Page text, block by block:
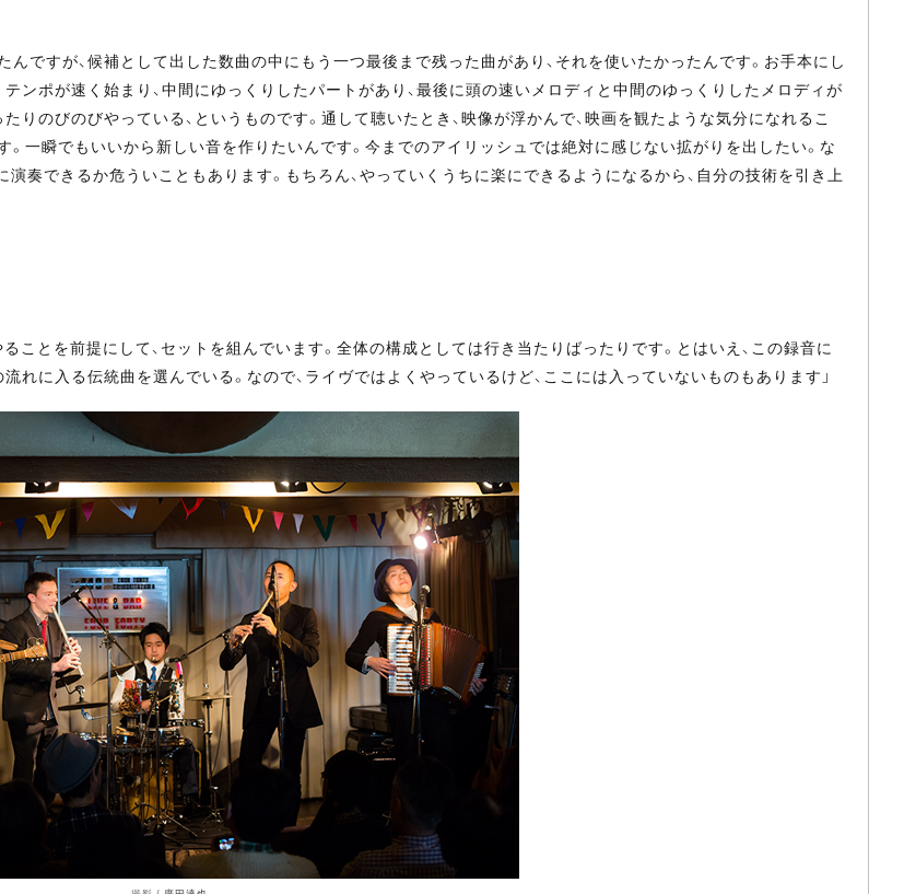
ですが、候補として出した数曲の中にもう一つ最後まで残った曲があり、それを使いたかったんです。お手本にし
ンポが速く始まり、中間にゆっくりしたパートがあり、最後に頭の速いメロディと中間のゆっくりしたメロディが
りのびのびやっている、というものです。通して聴いたとき、映像が浮かんで、映画を観たような気分になれるこ
一瞬でもいいから新しい音を作りたいんです。今までのアイリッシュでは絶対に感じない拡がりを出したい。な
演奏できるか危ういこともあります。もちろん、やっていくうちに楽にできるようになるから、自分の技術を引き上
ことを前提にして、セットを組んでいます。全体の構成としては行き当たりばったりです。とはいえ、この録音に
れに入る伝統曲を選んでいる。なので、ライヴではよくやっているけど、ここには入っていないものもあります」